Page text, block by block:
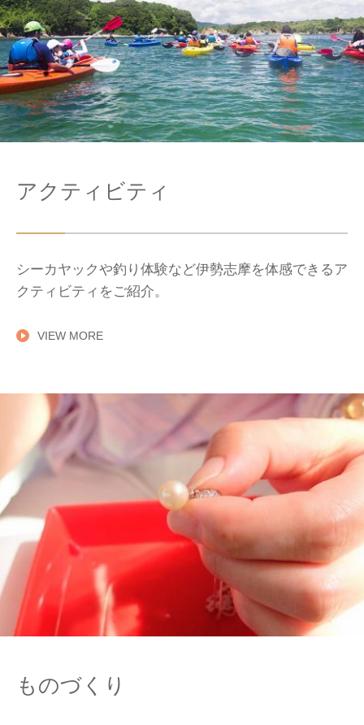
アクティビティ
シーカヤックや釣り体験など伊勢志摩を体感できるア
クティビティをご紹介。
VIEW MORE
ものづくり